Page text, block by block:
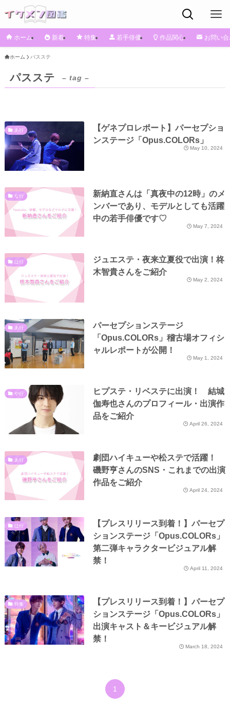
ホーム 新着 特集 若手俳優 作品関心 お問い
ホーム パスステ
パスステ – tag –
あ行
【ゲネプロレポート】パーセプショ
ンステージ「Opus.COLORs」
May 10, 2024
な行
新納直さんは「真夜中の12時」のメ
ンバーであり、モデルとしても活躍
中の若手俳優です♡
May 7, 2024
は行
ジュエステ・夜来立夏役で出演！柊
木智貴さんをご紹介
May 2, 2024
あ行
パーセプションステージ
「Opus.COLORs」稽古場オフィシ
ャルレポートが公開！
May 1, 2024
や行
ヒプステ・リベステに出演！ 結城
伽寿也さんのプロフィール・出演作
品をご紹介
April 26, 2024
あ行
劇団ハイキューや松ステで活躍！
磯野亨さんのSNS・これまでの出演
作品をご紹介
April 24, 2024
は行
【プレスリリース到着！】パーセプ
ションステージ「Opus.COLORs」
第二弾キャラクタービジュアル解
禁！
April 11, 2024
特集
【プレスリリース到着！】パーセプ
ションステージ「Opus.COLORs」
出演キャスト＆キービジュアル解
禁！
March 18, 2024
1